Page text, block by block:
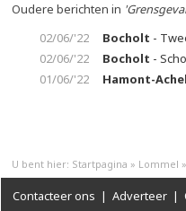
Oudere berichten in
02/06/'22
Bocholt -
02/06/'22
Bocholt -
01/06/'22
Hamont-Achel
U bent hier: Startpagina » Lommel »
Contacteer ons | Adverteer |